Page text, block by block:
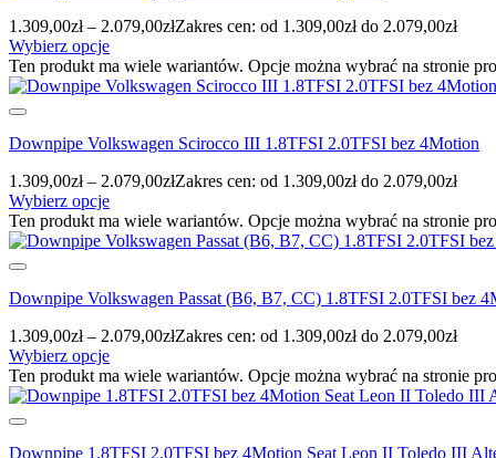
1.309,00zł – 2.079,00złZakres cen: od 1.309,00zł do 2.079,00zł
Wybierz opcje
Ten produkt ma wiele wariantów. Opcje można wybrać na stronie
Downpipe Volkswagen Scirocco III 1.8TFSI 2.0TFSI bez 4Motion
1.309,00zł – 2.079,00złZakres cen: od 1.309,00zł do 2.079,00zł
Wybierz opcje
Ten produkt ma wiele wariantów. Opcje można wybrać na stronie
Downpipe Volkswagen Passat (B6, B7, CC) 1.8TFSI 2.0TFSI bez
1.309,00zł – 2.079,00złZakres cen: od 1.309,00zł do 2.079,00zł
Wybierz opcje
Ten produkt ma wiele wariantów. Opcje można wybrać na stronie
Downpipe 1.8TFSI 2.0TFSI bez 4Motion Seat Leon II Toledo III